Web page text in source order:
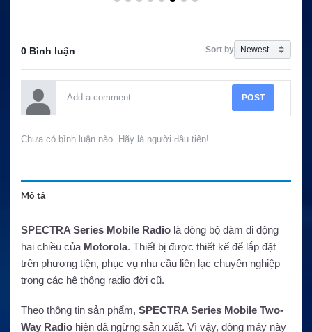
0 Bình luận Sort by
POST
Chưa có bình luận nào. Hãy là người đầu tiên!
Mô tả
SPECTRA Series Mobile Radio là dòng bộ đàm di động
hai chiều của Motorola. Thiết bị được thiết kế để lắp đặt
trên phương tiện, phục vụ nhu cầu liên lạc chuyên nghiệp
trong các hệ thống radio đời cũ.
Theo thông tin sản phẩm, SPECTRA Series Mobile Two-
Way Radio hiện đã ngừng sản xuất. Vì vậy, dòng máy này